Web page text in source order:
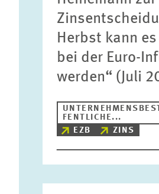
Herbst kann
bei der Euro-
werden“ (Juli
FENTLICHE...
EZB
ZINS